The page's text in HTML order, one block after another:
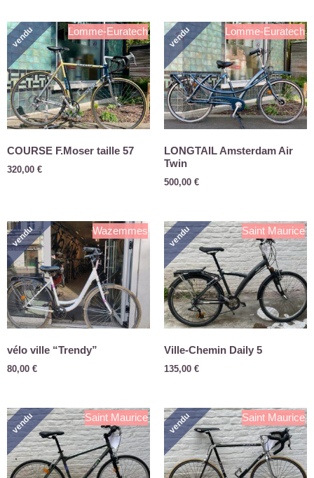
Lomme-Euratech
vendu
COURSE F.Moser taille 57
320,00 €
Lomme-Euratech
vendu
LONGTAIL Amsterdam Air
Twin
500,00 €
Wazemmes
vendu
vélo ville “Trendy”
80,00 €
Saint Maurice
vendu
Ville-Chemin Daily 5
135,00 €
Saint Maurice
vendu Saint Maurice
vendu